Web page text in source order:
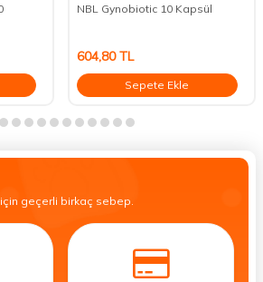
NBL Gynobiotic 10 Kapsül
604,80TL
Sepete Ekle
geçerli birkaç sebep.